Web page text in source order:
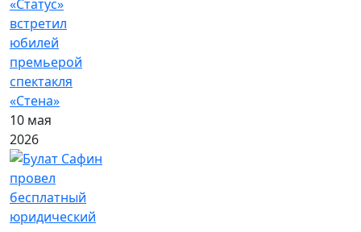
«Статус»
встретил
юбилей
премьерой
спектакля
«Стена»
10 мая
2026